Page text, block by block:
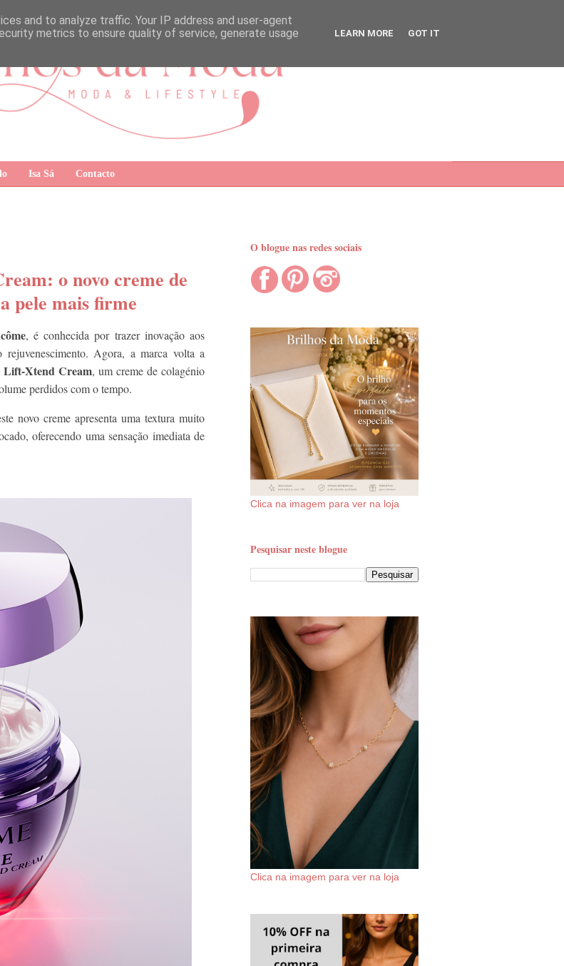
Isa Sá Contacto
o novo creme de
pele mais firme
, é conhecida por trazer inovação aos
Agora, a marca volta a
Lift-Xtend Cream, um creme de colagénio
perdidos com o tempo.
novo creme apresenta uma textura muito
oferecendo uma sensação imediata de
O blogue nas redes sociais
Clica na imagem para ver na loja
Pesquisar neste blogue
Clica na imagem para ver na loja
and to analyze traffic. Your IP address and user-agent
metrics to ensure quality of service, generate usage
LEARN MORE GOT IT